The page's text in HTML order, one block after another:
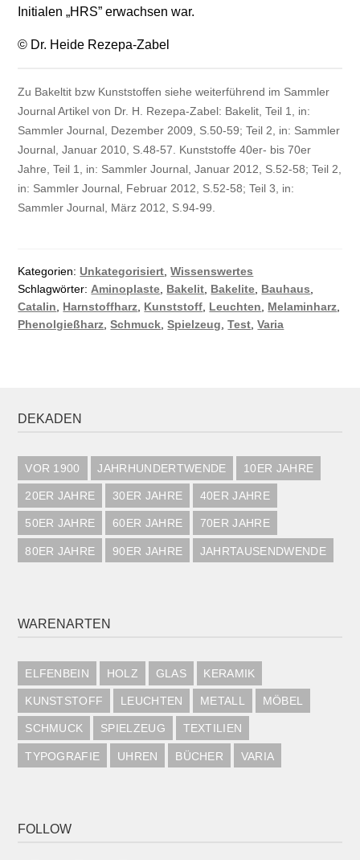
Initialen „HRS” erwachsen war.
© Dr. Heide Rezepa-Zabel
Zu Bakeltit bzw Kunststoffen siehe weiterführend im Sammler
Journal Artikel von Dr. H. Rezepa-Zabel: Bakelit, Teil 1, in:
Sammler Journal, Dezember 2009, S.50-59; Teil 2, in: Sammler
Journal, Januar 2010, S.48-57. Kunststoffe 40er- bis 70er
Jahre, Teil 1, in: Sammler Journal, Januar 2012, S.52-58; Teil 2,
in: Sammler Journal, Februar 2012, S.52-58; Teil 3, in:
Sammler Journal, März 2012, S.94-99.
Kategorien: Unkategorisiert ,Wissenswertes
Schlagwörter: Aminoplaste Bakelit Bakelite Bauhaus
Catalin
Harnstoffharz Kunststoff Leuchten Melaminharz
Phenolgießharz ,Schmuck ,Spielzeug ,Test ,Varia
DEKADEN
VOR 1900 JAHRHUNDERTWENDE 10ER JAHRE
20ER JAHRE 30ER JAHRE 40ER JAHRE
50ER JAHRE 60ER JAHRE 70ER JAHRE
80ER JAHRE 90ER JAHRE JAHRTAUSENDWENDE
WARENARTEN
ELFENBEIN HOLZ GLAS KERAMIK
KUNSTSTOFF LEUCHTEN METALL MÖBEL
SCHMUCK SPIELZEUG TEXTILIEN
TYPOGRAFIE UHREN BÜCHER VARIA
FOLLOW